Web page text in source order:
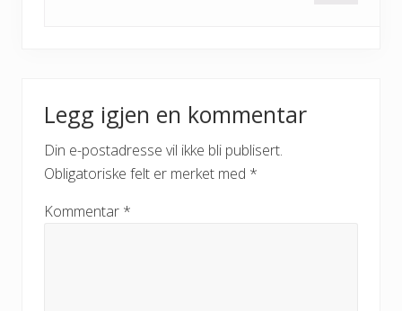
Legg igjen en kommentar
Din e-postadresse vil ikke bli publisert.
Obligatoriske felt er merket med *
Kommentar *